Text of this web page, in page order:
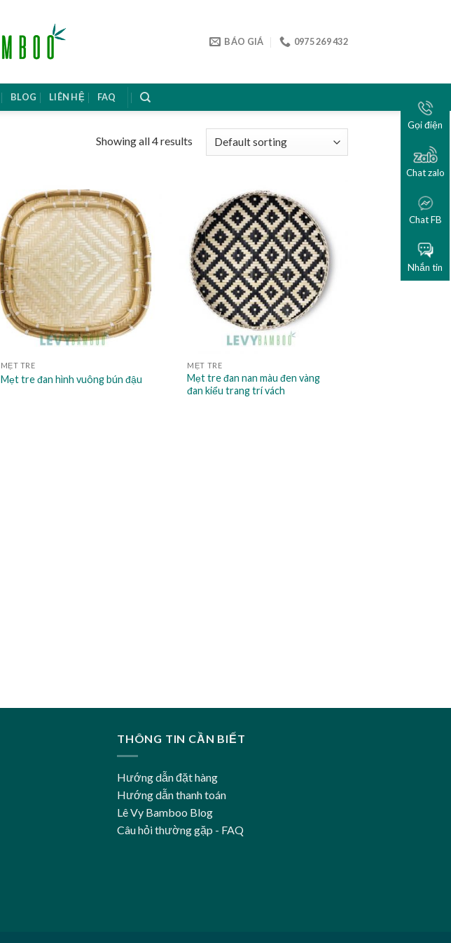
Gọi điện
Chat zalo
Chat FB
Nhắn tin
BÁO GIÁ 0975 269 432
BLOG LIÊN HỆ FAQ
Showing all 4 results
MẸT TRE
Mẹt tre đan hình vuông bún đậu
MẸT TRE
Mẹt tre đan nan màu đen vàng
đan kiểu trang trí vách
THÔNG TIN CẦN BIẾT
Hướng dẫn đặt hàng
Hướng dẫn thanh toán
Lê Vy Bamboo Blog
Câu hỏi thường gặp - FAQ